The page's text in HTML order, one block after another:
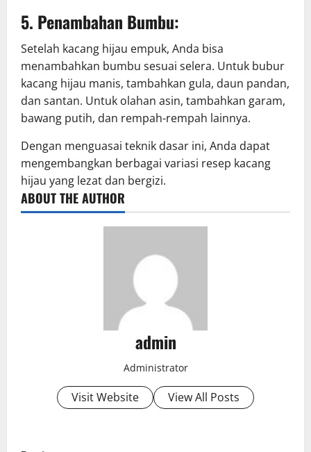
5. Penambahan Bumbu:
Setelah kacang hijau empuk, Anda bisa
menambahkan bumbu sesuai selera. Untuk bubur
kacang hijau manis, tambahkan gula, daun pandan,
dan santan. Untuk olahan asin, tambahkan garam,
bawang putih, dan rempah-rempah lainnya.
Dengan menguasai teknik dasar ini, Anda dapat
mengembangkan berbagai variasi resep kacang
hijau yang lezat dan bergizi.
ABOUT THE AUTHOR
admin
Administrator
Visit Website View All Posts